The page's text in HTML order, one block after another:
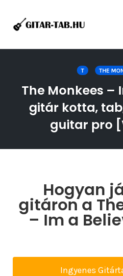
T THE
The Monkees –
gitár kotta,
guitar pro
Hogyan
gitáron a
– Im a
Ingyenes